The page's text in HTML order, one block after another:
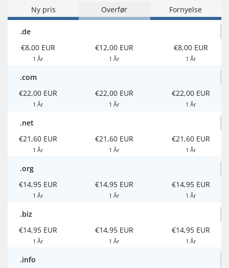
Ny pris
Overfør Fornyelse
.de
€8,00 EUR
1 År
€12,00 EUR
1 År
€8,00 EUR
1 År
.com
€22,00 EUR
1 År
€22,00 EUR
1 År
€22,00 EUR
1 År
.net
€21,60 EUR
1 År
€21,60 EUR
1 År
€21,60 EUR
1 År
.org
€14,95 EUR
1 År
€14,95 EUR
1 År
€14,95 EUR
1 År
.biz
€14,95 EUR
1 År
€14,95 EUR
1 År
€14,95 EUR
1 År
.info